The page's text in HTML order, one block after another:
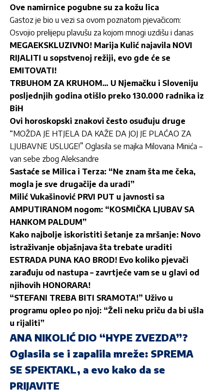
Ove namirnice pogubne su za kožu lica
Gastoz je bio u vezi sa ovom poznatom pjevačicom:
Osvojio prelijepu plavušu za kojom mnogi uzdišu i danas
MEGAEKSKLUZIVNO! Marija Kulić najavila NOVI
RIJALITI u sopstvenoj režiji, evo gde će se
EMITOVATI!
TRBUHOM ZA KRUHOM… U Njemačku i Sloveniju
posljednjih godina otišlo preko 130.000 radnika iz
BiH
Ovi horoskopski znakovi često osuđuju druge
“MOŽDA JE HTJELA DA KAŽE DA JOJ JE PLAĆAO ZA
LJUBAVNE USLUGE!” Oglasila se majka Milovana Minića –
van sebe zbog Aleksandre
Sastaće se Milica i Terza: “Ne znam šta me čeka,
mogla je sve drugačije da uradi”
Milić Vukašinović PRVI PUT u javnosti sa
AMPUTIRANOM nogom: “KOSMIČKA LJUBAV SA
HANKOM PALDUM”
Kako najbolje iskoristiti šetanje za mršanje: Novo
istraživanje objašnjava šta trebate uraditi
ESTRADA PUNA KAO BROD! Evo koliko pjevači
zarađuju od nastupa – zavrtjeće vam se u glavi od
njihovih HONORARA!
“STEFANI TREBA BITI SRAMOTA!” Uživo u
programu opleo po njoj: “Želi neku priču da bi ušla
u rijaliti”
ANA NIKOLIĆ DIO “HYPE ZVEZDA”?
Oglasila se i zapalila mreže: SPREMA
SE SPEKTAKL, a evo kako da se
PRIJAVITE